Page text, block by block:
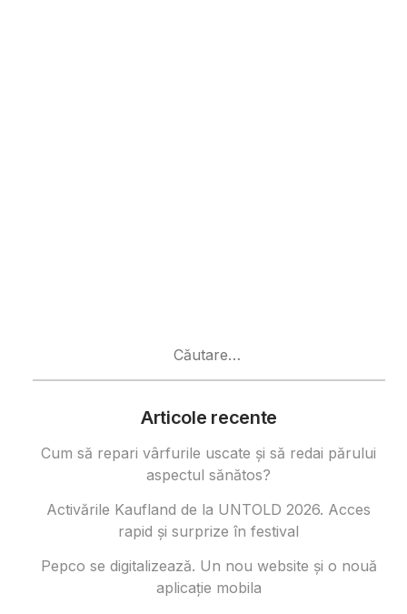
Articole recente
Cum să repari vârfurile uscate și să redai părului
aspectul sănătos?
Activările Kaufland de la UNTOLD 2026. Acces
rapid și surprize în festival
Pepco se digitalizează. Un nou website și o nouă
aplicație mobila